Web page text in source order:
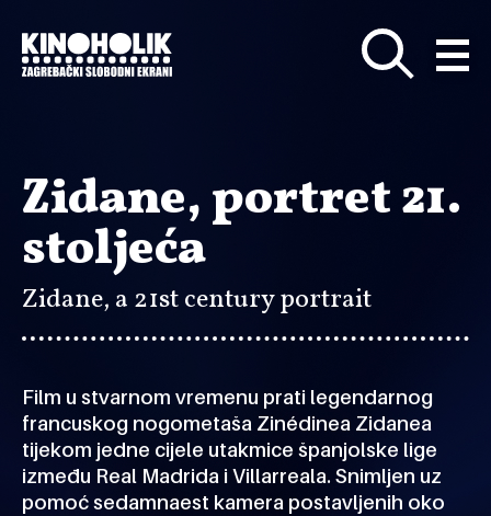
glavni
sadržaj
Zidane, portret 21.
stoljeća
Zidane, a 21st century portrait
Film u stvarnom vremenu prati legendarnog
francuskog nogometaša Zinédinea Zidanea
tijekom jedne cijele utakmice španjolske lige
između Real Madrida i Villarreala. Snimljen uz
pomoć sedamnaest kamera postavljenih oko